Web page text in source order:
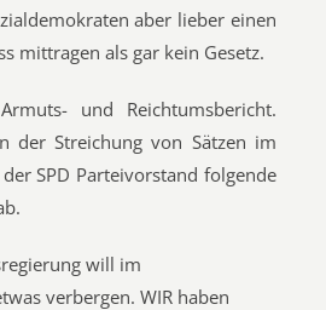
aber lieber einen
mittragen als gar kein Gesetz.
und Reichtumsbericht.
der Streichung von Sätzen im
SPD Parteivorstand folgende
will im
verbergen. WIR haben